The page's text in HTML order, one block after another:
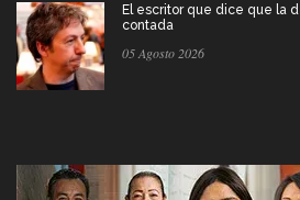
El escritor que dice que la
contada
05 Agosto 2026